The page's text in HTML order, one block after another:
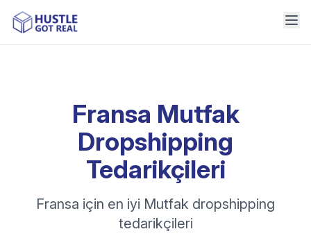
Fransa Mutfak
Dropshipping
Tedarikçileri
Fransa için en iyi Mutfak dropshipping
tedarikçileri